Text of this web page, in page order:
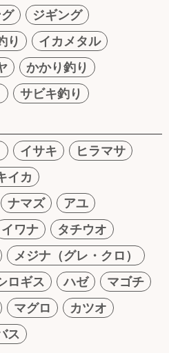
ジギング
り
イカメタル
かかり釣り
サビキ釣り
イサキ
ヒラマサ
イカ
ナマズ
アユ
イワナ
タチウオ
メジナ（グレ・クロ）
ロギス ハゼ
マゴチ
マグロ
カツオ
ス